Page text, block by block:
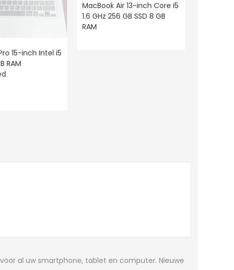
15-inch Intel i5
RAM
MacBook Air 13-inch Core i5
1.6 GHz 256 GB SSD 8 GB
RAM
al uw smartphone, tablet en computer. Nieuwe